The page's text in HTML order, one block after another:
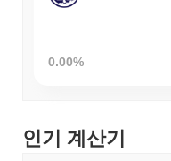
0.00%
인기 계산기